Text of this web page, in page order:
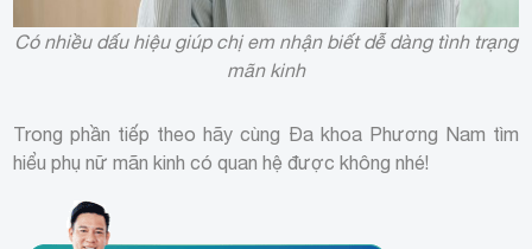
Có nhiều dấu hiệu giúp chị em nhận biết dễ dàng tình trạng
mãn kinh
Trong phần tiếp theo hãy cùng Đa khoa Phương Nam tìm
hiểu phụ nữ mãn kinh có quan hệ được không nhé!